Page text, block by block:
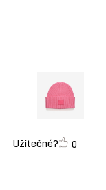
Užitečné? 0